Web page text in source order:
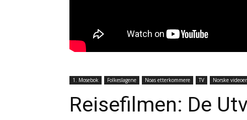
1. Mosebok Folkeslagene Noas etterkommere TV Norske videoer
Reisefilmen: De